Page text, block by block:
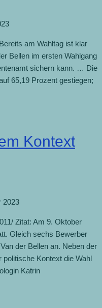
am Wahltag ist klar
Bellen im ersten Wahlgang
sichern kann. … Die
65,19 Prozent gestiegen;
Kontext
2023
Zitat: Am 9. Oktober
Gleich sechs Bewerber
der Bellen an. Neben der
Kontext die Wahl
Katrin